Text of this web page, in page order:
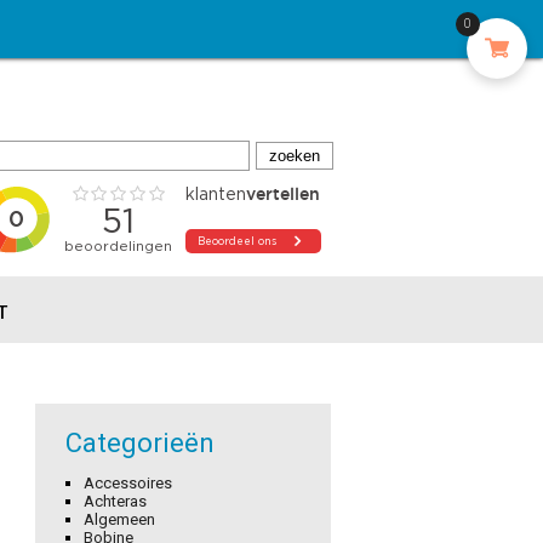
Categorieën
Accessoires
Achteras
Algemeen
Bobine
0